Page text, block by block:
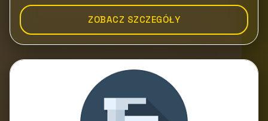
ZOBACZ SZCZEGÓŁY